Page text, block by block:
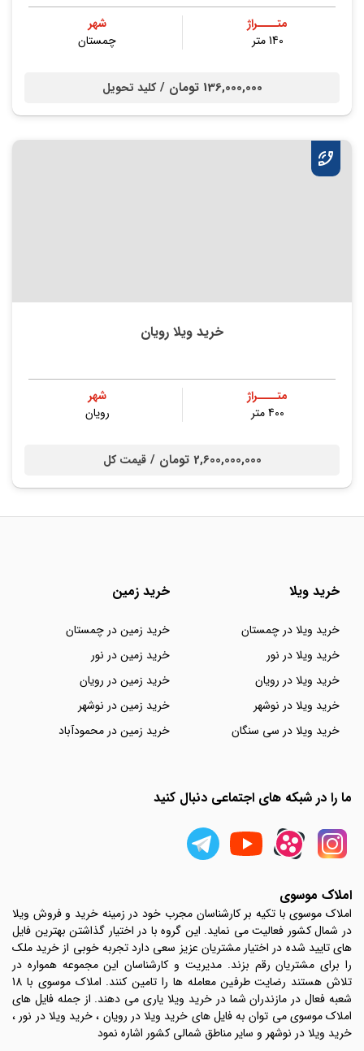
متــــراژ
140 متر
شهر
چمستان
136,000,000 تومان / کلید تحویل
خرید ویلا رویان
متــــراژ
400 متر
شهر
رویان
2,600,000,000 تومان / قیمت کل
خرید ویلا
خرید ویلا در چمستان
خرید ویلا در نور
خرید ویلا در رویان
خرید ویلا در نوشهر
خرید ویلا در سی سنگان
خرید زمین
خرید زمین در چمستان
خرید زمین در نور
خرید زمین در رویان
خرید زمین در نوشهر
خرید زمین در محمودآباد
ما را در شبکه های اجتماعی دنبال کنید
املاک موسوی
املاک موسوی با تکیه بر کارشناسان مجرب خود در زمینه خرید و فروش ویلا
در شمال کشور فعالیت می نماید. این گروه با در اختیار گذاشتن بهترین فایل
های تایید شده در اختیار مشتریان عزیز سعی دارد تجربه خوبی از خرید ملک
را برای مشتریان رقم بزند. مدیریت و کارشناسان این مجموعه همواره در
تلاش هستند رضایت طرفین معامله ها را تامین کنند. املاک موسوی با 18
شعبه فعال در مازندران شما در خرید ویلا یاری می دهند. از جمله فایل های
املاک موسوی می توان به فایل های خرید ویلا در رویان ، خرید ویلا در نور ،
خرید ویلا در نوشهر و سایر مناطق شمالی کشور اشاره نمود